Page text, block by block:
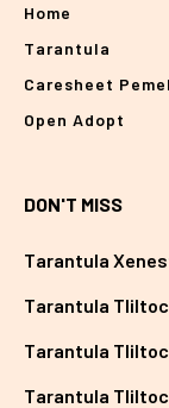
Home
Tarantula
Caresheet
Open Adopt
DON'T MISS
Tarantula
Tarantula
Tarantula
Tarantula